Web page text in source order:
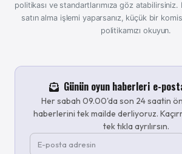
politikası ve standartlarımıza göz atabilirsiniz.
satın alma işlemi yaparsanız, küçük bir
politikamızı okuyun.
Günün oyun haberleri e-
Her sabah 09.00'da son 24 saatin
haberlerini tek mailde derliyoruz.
tek tıkla ayrılırsın.